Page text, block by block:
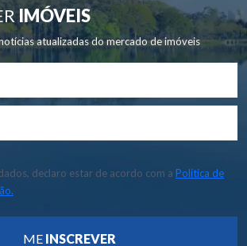
IMÓVEIS
atualizadas do mercado de imóveis
declaro estar de acordo com a Política de
ME INSCREVER